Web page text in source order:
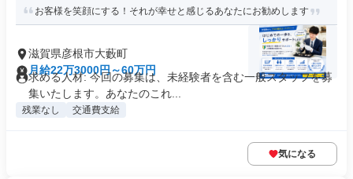
お客様を笑顔にする！それが幸せと感じるあなたにお勧めします
滋賀県彦根市大藪町
月給22万3000円～60万円
求める人材: 今回の募集は、未経験者を含む一般スタッフを募
集いたします。あなたのこれ...
残業なし 交通費支給
気になる